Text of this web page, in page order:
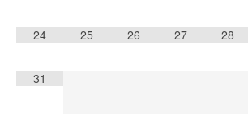
24 25 26 27 28
31